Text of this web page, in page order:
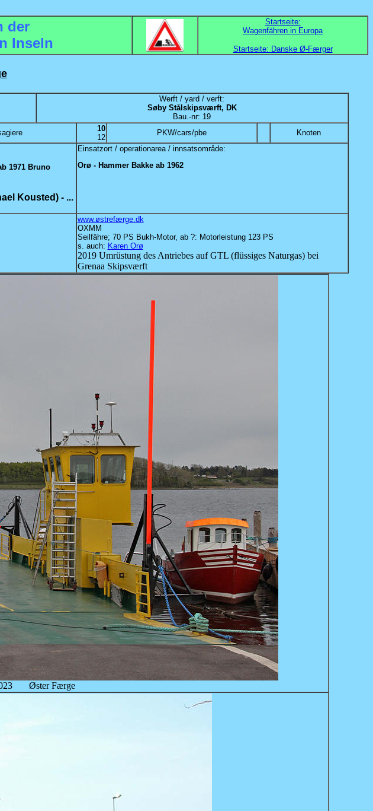
der
Inseln
Startseite:
Wagenfähren in Europa
Startseite: Danske Ø-Færger
Werft / yard / verft:
Søby Stålskipsværft, DK
Bau.-nr: 19
10
12
PKW/cars/pbe
Knoten
1971 Bruno
Kousted) - ...
Einsatzort / operationarea / innsatsområde:
Orø - Hammer Bakke ab 1962
www.østrefærge.dk
OXMM
Seilfähre; 70 PS Bukh-Motor, ab ?: Motorleistung 123 PS
s. auch: Karen Orø
2019 Umrüstung des Antriebes auf GTL (flüssiges Naturgas) bei
Grenaa Skipsværft
Øster Færge